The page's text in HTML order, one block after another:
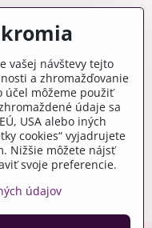
na stiahnutie
vašej návštevy tejto
a zhromažďovanie
účel môžeme použiť
údaje sa
USA alebo iných
cookies“ vyjadrujete
Nižšie môžete nájsť
svoje preferencie.
údajov